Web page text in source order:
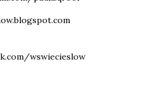
wswiecieslow